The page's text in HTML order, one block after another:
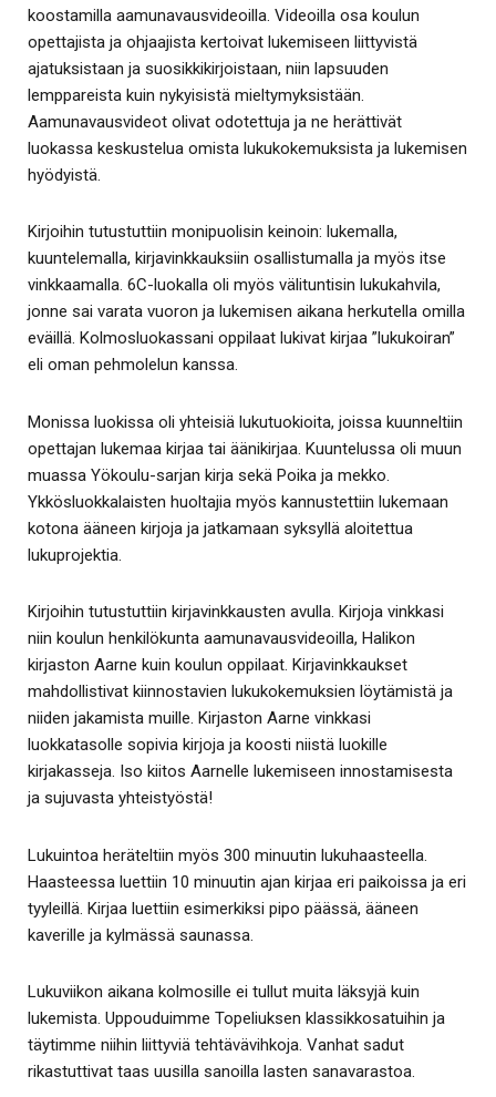
koostamilla aamunavausvideoilla. Videoilla osa koulun
opettajista ja ohjaajista kertoivat lukemiseen liittyvistä
ajatuksistaan ja suosikkikirjoistaan, niin lapsuuden
lemppareista kuin nykyisistä mieltymyksistään.
Aamunavausvideot olivat odotettuja ja ne herättivät
luokassa keskustelua omista lukukokemuksista ja lukemisen
hyödyistä.
Kirjoihin tutustuttiin monipuolisin keinoin: lukemalla,
kuuntelemalla, kirjavinkkauksiin osallistumalla ja myös itse
vinkkaamalla. 6C-luokalla oli myös välituntisin lukukahvila,
jonne sai varata vuoron ja lukemisen aikana herkutella omilla
eväillä. Kolmosluokassani oppilaat lukivat kirjaa ”lukukoiran”
eli oman pehmolelun kanssa.
Monissa luokissa oli yhteisiä lukutuokioita, joissa kuunneltiin
opettajan lukemaa kirjaa tai äänikirjaa. Kuuntelussa oli muun
muassa Yökoulu-sarjan kirja sekä Poika ja mekko.
Ykkösluokkalaisten huoltajia myös kannustettiin lukemaan
kotona ääneen kirjoja ja jatkamaan syksyllä aloitettua
lukuprojektia.
Kirjoihin tutustuttiin kirjavinkkausten avulla. Kirjoja vinkkasi
niin koulun henkilökunta aamunavausvideoilla, Halikon
kirjaston Aarne kuin koulun oppilaat. Kirjavinkkaukset
mahdollistivat kiinnostavien lukukokemuksien löytämistä ja
niiden jakamista muille. Kirjaston Aarne vinkkasi
luokkatasolle sopivia kirjoja ja koosti niistä luokille
kirjakasseja. Iso kiitos Aarnelle lukemiseen innostamisesta
ja sujuvasta yhteistyöstä!
Lukuintoa heräteltiin myös 300 minuutin lukuhaasteella.
Haasteessa luettiin 10 minuutin ajan kirjaa eri paikoissa ja eri
tyyleillä. Kirjaa luettiin esimerkiksi pipo päässä, ääneen
kaverille ja kylmässä saunassa.
Lukuviikon aikana kolmosille ei tullut muita läksyjä kuin
lukemista. Uppouduimme Topeliuksen klassikkosatuihin ja
täytimme niihin liittyviä tehtävävihkoja. Vanhat sadut
rikastuttivat taas uusilla sanoilla lasten sanavarastoa.